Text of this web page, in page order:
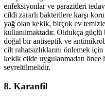
enfeksiyonlar ve parazitleri
cildi zararlı bakterilere karşı
yağ olan kekik, birçok ev
kullanılmaktadır. Oldukça güçlü
doğal bir antiseptik ve
cilt rahatsızlıklarını önlemek
kekik cilde uygulanmadan önce
seyreltilmelidir.
8. Karanfil